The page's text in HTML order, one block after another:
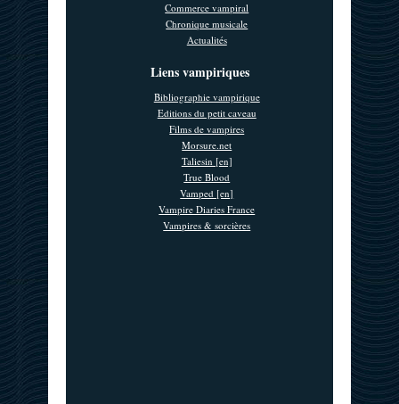
Commerce vampiral
Chronique musicale
Actualités
Liens vampiriques
Bibliographie vampirique
Editions du petit caveau
Films de vampires
Morsure.net
Taliesin [en]
True Blood
Vamped [en]
Vampire Diaries France
Vampires & sorcières